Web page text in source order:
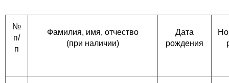
№
п/
п
Фамилия, имя, отчество
(при наличии)
Дата
рождения